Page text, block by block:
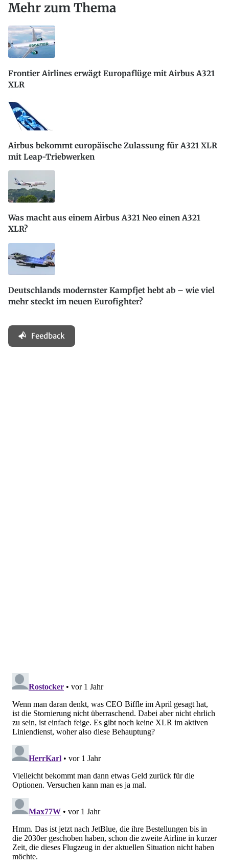
Mehr zum Thema
Frontier Airlines erwägt Europaflüge mit Airbus A321
XLR
Airbus bekommt europäische Zulassung für A321 XLR
mit Leap-Triebwerken
Was macht aus einem Airbus A321 Neo einen A321
XLR?
Deutschlands modernster Kampfjet hebt ab – wie viel
mehr steckt im neuen Eurofighter?
Feedback